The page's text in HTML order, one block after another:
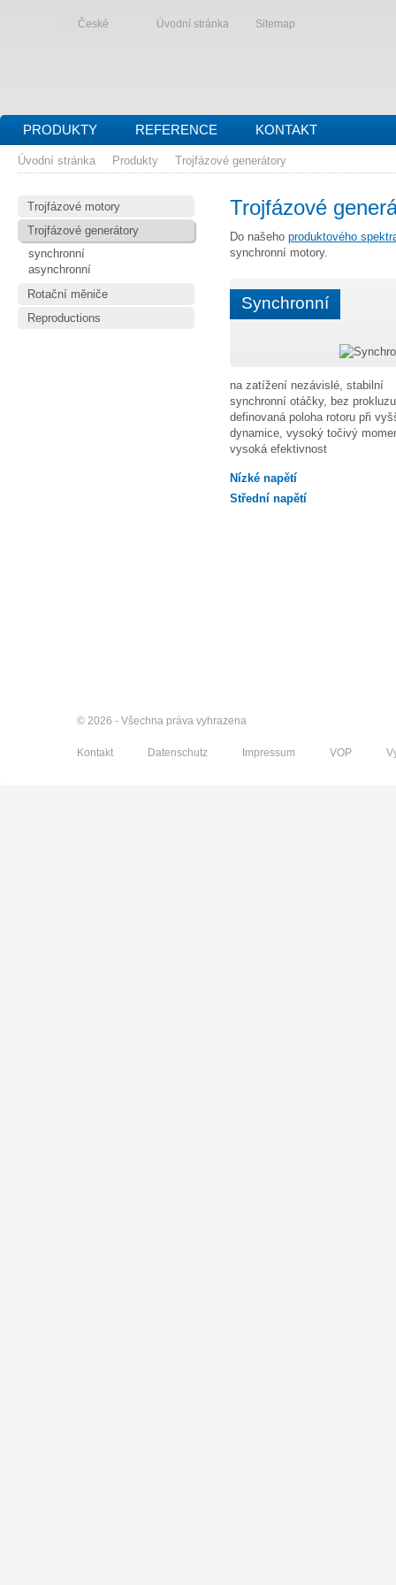
České Úvodní stránka Sitemap
PRODUKTY REFERENCE KONTAKT
Úvodní stránka Produkty Trojfázové generátory
Trojfázové motory
Trojfázové generátory
synchronní
asynchronní
Rotační měniče
Reproductions
Trojfázové
Do našeho produktového
synchronní motory.
Synchronní
na zatížení nezávislé, stabilní
synchronní otáčky, bez
definovaná poloha rotoru při
dynamice, vysoký točivý
vysoká efektivnost
Nízké napětí
Střední napětí
© 2026 - Všechna práva vyhrazena
Kontakt Datenschutz Impressum VOP